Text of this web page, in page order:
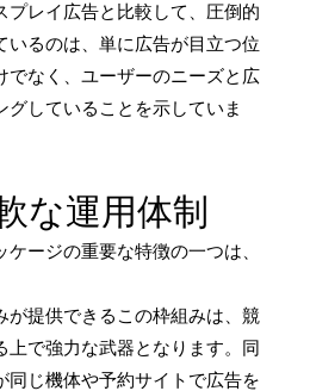
プレイ広告と比較して、圧倒的
いるのは、単に広告が目立つ位
でなく、ユーザーのニーズと広
グしていることを示していま
な運用体制
ージの重要な特徴の一つは、
が提供できるこの枠組みは、競
上で強力な武器となります。同
同じ機体や予約サイトで広告を